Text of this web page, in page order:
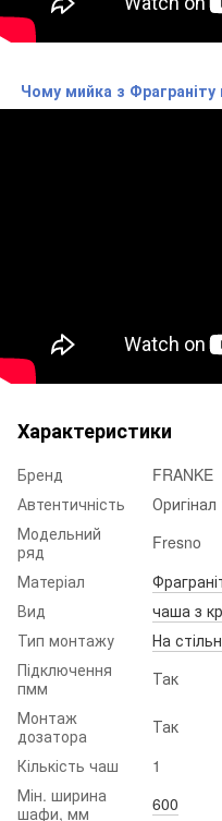
Чому мийка з
Характеристики
Бренд
FRANKE
Автентичність
Модельний
ряд
Fresno
Матеріал
Вид
чаша з
Тип монтажу
На
Підключення
пмм
Так
Монтаж
дозатора
Так
Кількість чаш
1
Мін. ширина
шафи, мм
600